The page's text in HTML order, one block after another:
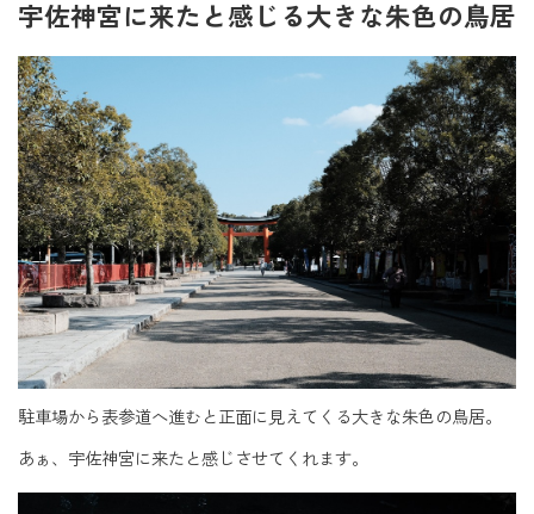
宇佐神宮に来たと感じる大きな朱色の鳥居
駐車場から表参道へ進むと正面に見えてくる大きな朱色の鳥居。
あぁ、宇佐神宮に来たと感じさせてくれます。